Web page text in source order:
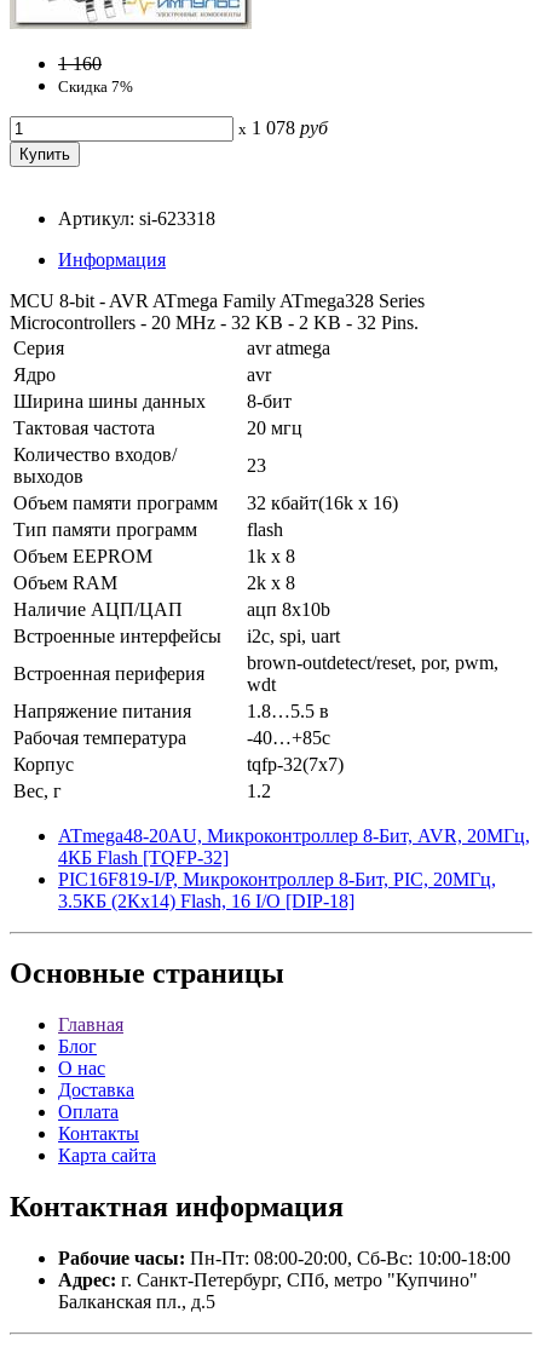
1 160
Скидка 7%
x 1 078 руб
Артикул: si-623318
Информация
MCU 8-bit - AVR ATmega Family ATmega328 Series
Microcontrollers - 20 MHz - 32 KB - 2 KB - 32 Pins.
Серия
avr atmega
Ядро
avr
Ширина шины данных
8-бит
Тактовая частота
20 мгц
Количество входов/
выходов
23
Объем памяти программ
32 кбайт(16k x 16)
Тип памяти программ
flash
Объем EEPROM
1k x 8
Объем RAM
2k x 8
Наличие АЦП/ЦАП
ацп 8x10b
Встроенные интерфейсы
i2c, spi, uart
Встроенная периферия
brown-outdetect/reset, por, pwm,
wdt
Напряжение питания
1.8…5.5 в
Рабочая температура
-40…+85c
Корпус
tqfp-32(7x7)
Вес, г
1.2
ATmega48-20AU, Микроконтроллер 8-Бит, AVR, 20МГц,
4КБ Flash [TQFP-32]
PIC16F819-I/P, Микроконтроллер 8-Бит, PIC, 20МГц,
3.5КБ (2Кx14) Flash, 16 I/O [DIP-18]
Основные страницы
Главная
Блог
О нас
Доставка
Оплата
Контакты
Карта сайта
Контактная информация
Рабочие часы: Пн-Пт: 08:00-20:00, Сб-Вс: 10:00-18:00
Адрес: г. Санкт-Петербург, СПб, метро "Купчино"
Балканская пл., д.5